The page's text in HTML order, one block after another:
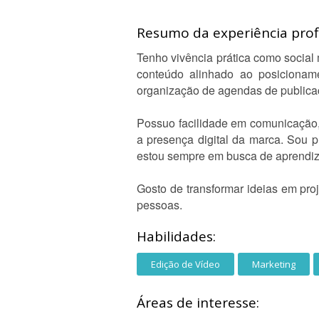
Resumo da experiência
Tenho vivência prática como
conteúdo alinhado ao
organização de agendas de
Possuo facilidade em
a presença digital da marca. Sou
estou sempre em busca de
Gosto de transformar ideias em
pessoas.
Habilidades:
Edição de Vídeo Marketing
Áreas de interesse: